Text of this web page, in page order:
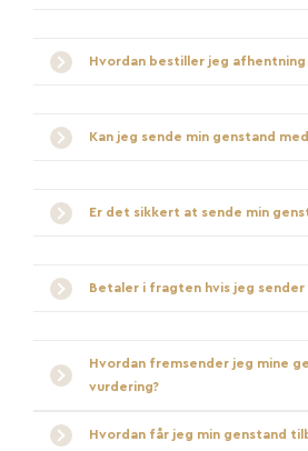
Hvordan bestiller jeg afhentning
Kan jeg sende min genstand
Er det sikkert at sende min
Betaler i fragten hvis jeg sender
Hvordan fremsender jeg mine
vurdering?
Hvordan får jeg min genstand